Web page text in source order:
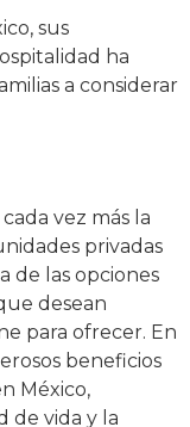
sus
ha
a considerar
vez más la
privadas
de las opciones
desean
para ofrecer. En
beneficios
México,
de vida y la